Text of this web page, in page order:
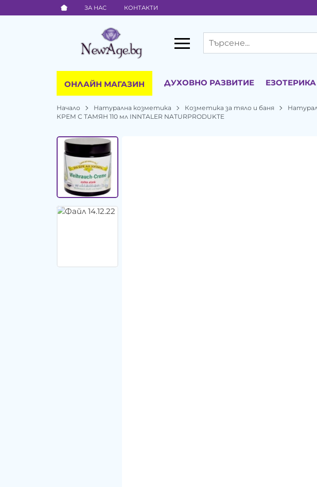
ЗА НАС КОНТАКТИ
ОНЛАЙН МАГАЗИН ДУХОВНО РАЗВИТИЕ ЕЗОТЕРИКА
Начало Натурална козметика Козметика за тяло и баня
КРЕМ С ТАМЯН 110 мл INNTALER NATURPRODUKTE